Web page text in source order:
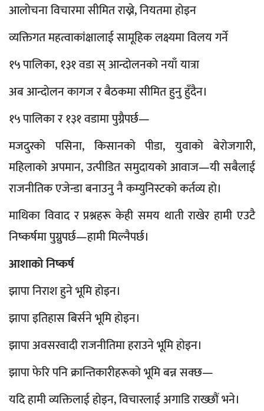
आलोचना विचारमा सीमित राख्ने, नियतमा होइन
व्यक्तिगत महत्वाकांक्षालाई सामूहिक लक्ष्यमा विलय गर्ने
१५ पालिका, १३१ वडा स् आन्दोलनको नयाँ यात्रा
अब आन्दोलन कागज र बैठकमा सीमित हुनु हुँदैन।
१५ पालिका र १३१ वडामा पुग्नैपर्छ—
मजदुरको पसिना, किसानको पीडा, युवाको बेरोजगारी,
महिलाको अपमान, उत्पीडित समुदायको आवाज—यी सबैलाई
राजनीतिक एजेन्डा बनाउनु नै कम्युनिस्टको कर्तव्य हो।
माथिका विवाद र प्रश्नहरू केही समय थाती राखेर हामी एउटै
निष्कर्षमा पुग्नुपर्छ—हामी मिल्नैपर्छ।
आशाको निष्कर्ष
झापा निराश हुने भूमि होइन।
झापा इतिहास बिर्सने भूमि होइन।
झापा अवसरवादी राजनीतिमा हराउने भूमि होइन।
झापा फेरि पनि क्रान्तिकारीहरूको भूमि बन्न सक्छ—
यदि हामी व्यक्तिलाई होइन, विचारलाई अगाडि राख्छौं भने।